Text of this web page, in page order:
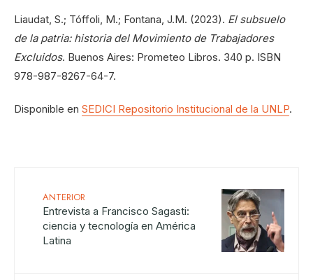
Liaudat, S.; Tóffoli, M.; Fontana, J.M. (2023). El subsuelo
de la patria: historia del Movimiento de Trabajadores
Excluidos. Buenos Aires: Prometeo Libros. 340 p. ISBN
978-987-8267-64-7.
Disponible en SEDICI Repositorio Institucional de la UNLP.
ANTERIOR
Entrevista a Francisco Sagasti:
ciencia y tecnología en América
Latina